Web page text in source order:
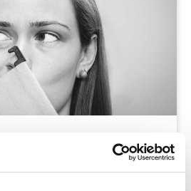
ons constant blijven